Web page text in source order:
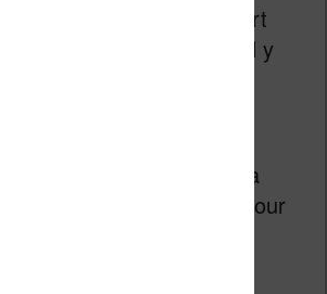
c’est que la part
en forte progression : il y
versions numériques
que sur le domaine de la
d’ebooks comptent pour
totales de livres au